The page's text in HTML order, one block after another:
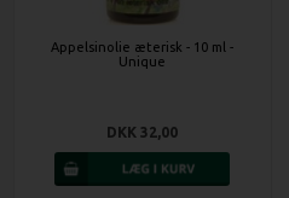
Appelsinolie æterisk - 10 ml -
Unique
DKK 32,00